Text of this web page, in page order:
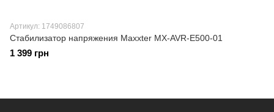
Артикул: 1749086807
Стабилизатор напряжения Maxxter MX-AVR-E500-01
1 399 грн